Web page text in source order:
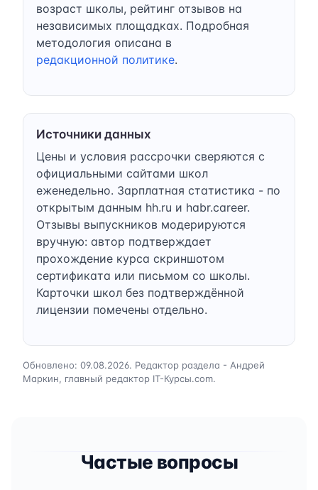
возраст школы, рейтинг отзывов на
независимых площадках. Подробная
методология описана в
редакционной политике.
Источники данных
Цены и условия рассрочки сверяются с
официальными сайтами школ
еженедельно. Зарплатная статистика - по
открытым данным hh.ru и habr.career.
Отзывы выпускников модерируются
вручную: автор подтверждает
прохождение курса скриншотом
сертификата или письмом со школы.
Карточки школ без подтверждённой
лицензии помечены отдельно.
Обновлено: 09.08.2026. Редактор раздела - Андрей
Маркин, главный редактор IT-Курсы.com.
Частые вопросы